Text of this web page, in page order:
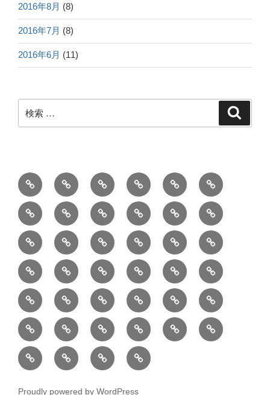
2016年8月 (8)
2016年7月 (8)
2016年6月 (11)
Proudly powered by WordPress